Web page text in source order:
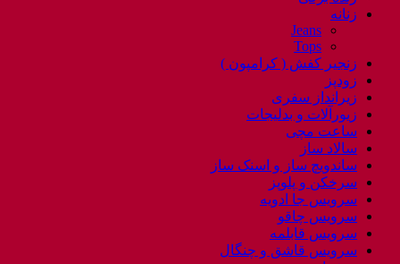
زنانه
Jeans
Tops
زنجیر کفش ( کرامپون )
زودپز
زیرانداز سفری
زیورآلات و بدلیجات
ساعت مچی
سالاد ساز
ساندویچ ساز و اسنک ساز
سرخکن و پلوپز
سرویس جا ادویه
سرویس چاقو
سرویس قابلمه
سرویس قاشق و چنگال